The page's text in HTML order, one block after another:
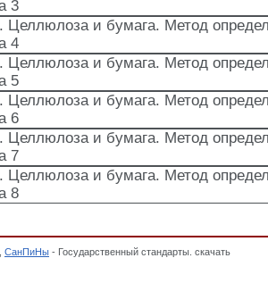
СанПиНы - Государственный стандарты. скачать